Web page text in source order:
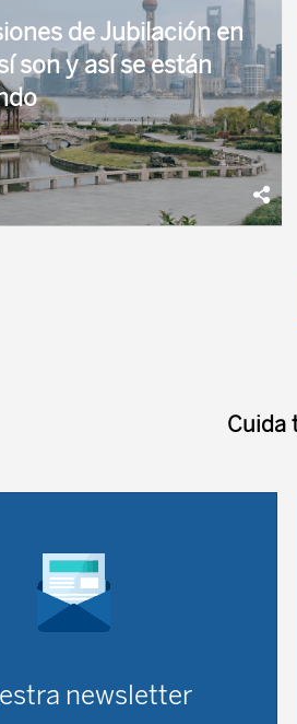
de Jubilación en
son y así se están
Cuida
newsletter